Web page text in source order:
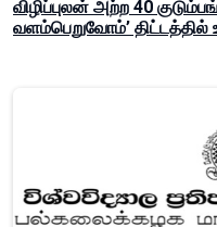
விழிப்புலன் அற்ற 40
வளம்பெறுவோம்’ திட்டத்தில்